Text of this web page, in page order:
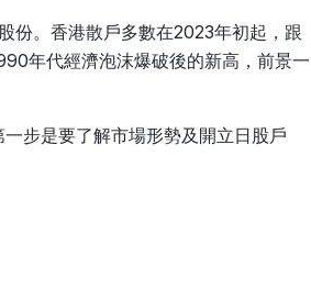
份。香港散戶多數在2023年初起，跟
年代經濟泡沫爆破後的新高，前景一
步是要了解市場形勢及開立日股戶